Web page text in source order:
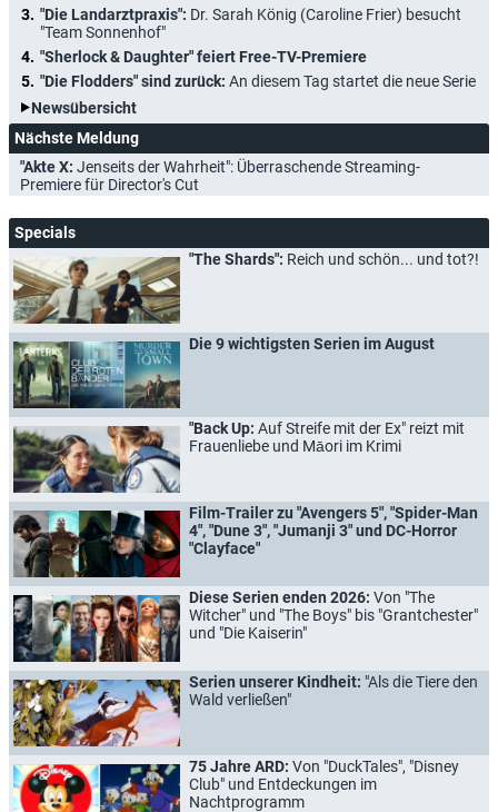
"Die Landarztpraxis": Dr. Sarah König (Caroline Frier) besucht
"Team Sonnenhof"
"Sherlock & Daughter" feiert Free-TV-Premiere
"Die Flodders" sind zurück: An diesem Tag startet die neue Serie
Newsübersicht
Nächste Meldung
"Akte X: Jenseits der Wahrheit": Überraschende Streaming-
Premiere für Director's Cut
Specials
"The Shards": Reich und schön... und tot?!
Die 9 wichtigsten Serien im August
"Back Up: Auf Streife mit der Ex" reizt mit
Frauenliebe und Māori im Krimi
Film-Trailer zu "Avengers 5", "Spider-Man
4", "Dune 3", "Jumanji 3" und DC-Horror
"Clayface"
Diese Serien enden 2026: Von "The
Witcher" und "The Boys" bis "Grantchester"
und "Die Kaiserin"
Serien unserer Kindheit: "Als die Tiere den
Wald verließen"
75 Jahre ARD: Von "DuckTales", "Disney
Club" und Entdeckungen im
Nachtprogramm